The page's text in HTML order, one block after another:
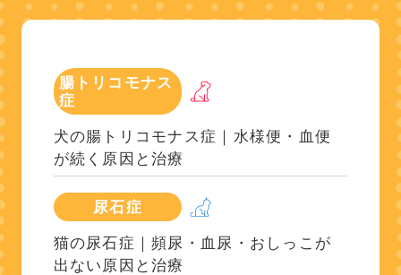
腸トリコモナス
症
犬の腸トリコモナス症｜水様便・血便
が続く原因と治療
尿石症
猫の尿石症｜頻尿・血尿・おしっこが
出ない原因と治療